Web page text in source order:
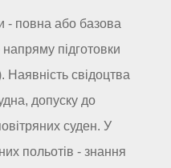
- повна або базова
підготовки
Наявність свідоцтва
допуску до
суден. У
польотів - знання